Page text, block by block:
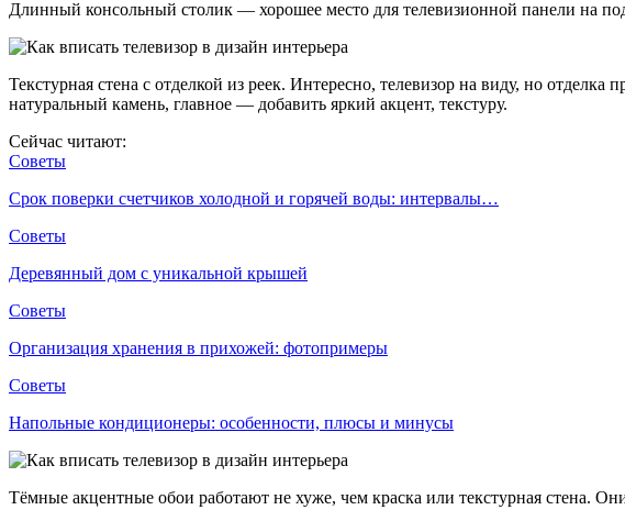
Длинный консольный столик — хорошее место для телевизионной панели на
Текстурная стена с отделкой из реек. Интересно, телевизор на виду, но
натуральный камень, главное — добавить яркий акцент, текстуру.
Сейчас читают:
Советы
Срок поверки счетчиков холодной и горячей воды: интервалы…
Советы
Деревянный дом с уникальной крышей
Советы
Организация хранения в прихожей: фотопримеры
Советы
Напольные кондиционеры: особенности, плюсы и минусы
Тёмные акцентные обои работают не хуже, чем краска или текстурная стена.